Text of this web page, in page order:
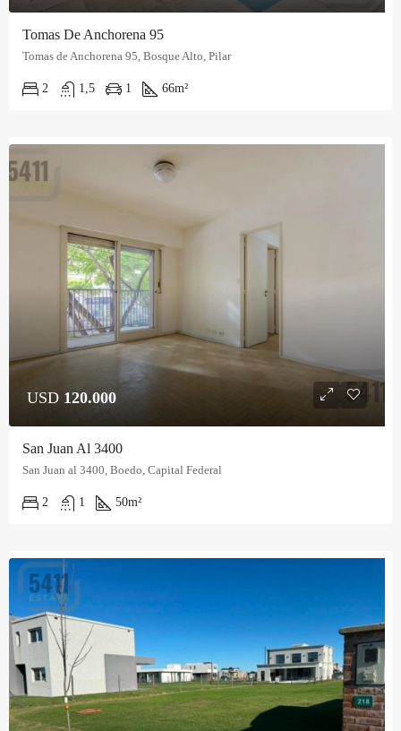
Tomas De Anchorena 95
Tomas de Anchorena 95, Bosque Alto, Pilar
2 1,5 1 66m²
USD 120.000
San Juan Al 3400
San Juan al 3400, Boedo, Capital Federal
2 1 50m²